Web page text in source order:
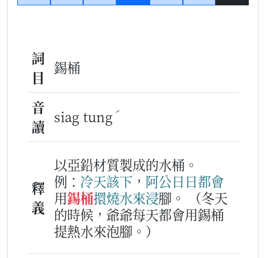
詞
目
錫桶
音
讀
siag tung ˊ
釋
義
以亞鉛材質製成的水桶。
例： 冷天該下 ， 阿公日日都會
用錫桶擐燒水來浸腳。
（冬天
的時候，爺爺每天都會用錫桶
提熱水來泡腳。）